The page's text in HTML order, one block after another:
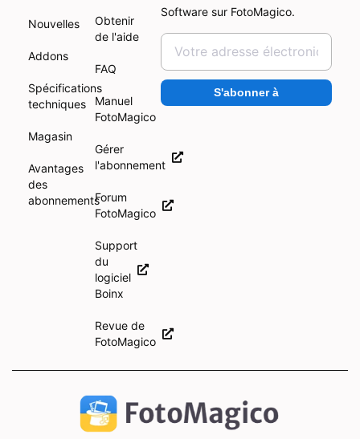
Nouvelles
Addons
Spécifications
techniques
Magasin
Avantages
des
abonnements
Obtenir
de l'aide
FAQ
Manuel
FotoMagico
Gérer
l'abonnement
Forum
FotoMagico
Support
du
logiciel
Boinx
Revue de
FotoMagico
Software sur FotoMagico.
S'abonner à